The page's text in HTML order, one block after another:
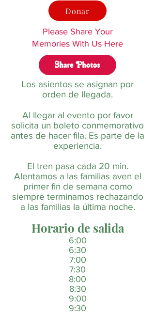
Donar
Please Share Your
Memories With Us Here
Share Photos
Los asientos se asignan por
orden de llegada.
Al llegar al evento por favor
solicita un boleto conmemorativo
antes de hacer fila. Es parte de la
experiencia.
El tren pasa cada 20 min.
Alentamos a las familias aven el
primer fin de semana como
siempre terminamos rechazando
a las familias la última noche.
Horario de salida
6:00
6:30
7:00
7:30
8:00
8:30
9:00
9:30